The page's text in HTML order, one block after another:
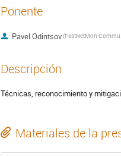
Ponente
Pavel Odintsov
Descripción
Técnicas, reconocimiento y
Materiales de la